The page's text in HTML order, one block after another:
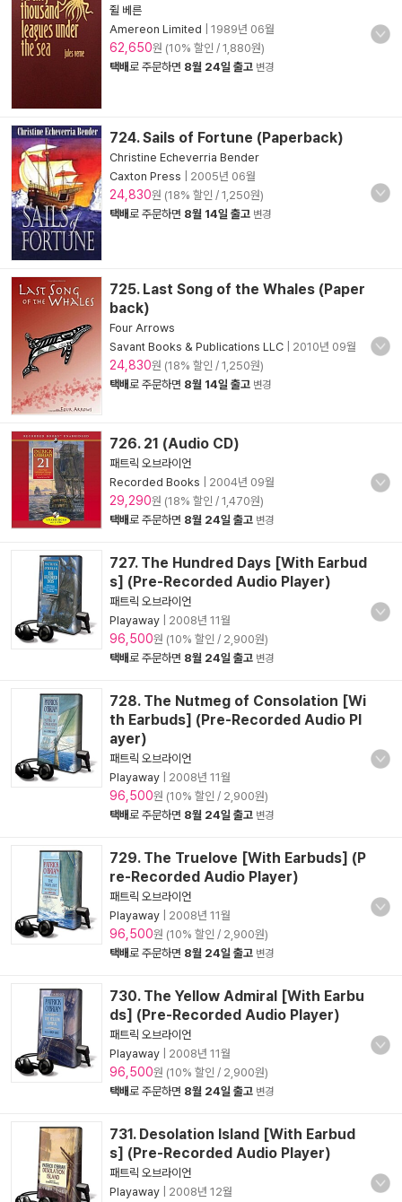
쥘 베른
Amereon Limited
1989년 06월
62,650원 (10% 할인 / 1,880원)
택배로 주문하면 8월 24일 출고 변경
724. Sails of Fortune (Paperback)
Christine Echeverria Bender
Caxton Press
2005년 06월
24,830원 (18% 할인 / 1,250원)
택배로 주문하면 8월 14일 출고 변경
725. Last Song of the Whales (Paper
back)
Four Arrows
Savant Books & Publications LLC
2010년 09월
24,830원 (18% 할인 / 1,250원)
택배로 주문하면 8월 14일 출고 변경
726. 21 (Audio CD)
패트릭 오브라이언
Recorded Books
2004년 09월
29,290원 (18% 할인 / 1,470원)
택배로 주문하면 8월 24일 출고 변경
727. The Hundred Days [With Earbud
s] (Pre-Recorded Audio Player)
패트릭 오브라이언
Playaway
2008년 11월
96,500원 (10% 할인 / 2,900원)
택배로 주문하면 8월 24일 출고 변경
728. The Nutmeg of Consolation [Wi
th Earbuds] (Pre-Recorded Audio Pl
ayer)
패트릭 오브라이언
Playaway
2008년 11월
96,500원 (10% 할인 / 2,900원)
택배로 주문하면 8월 24일 출고 변경
729. The Truelove [With Earbuds] (P
re-Recorded Audio Player)
패트릭 오브라이언
Playaway
2008년 11월
96,500원 (10% 할인 / 2,900원)
택배로 주문하면 8월 24일 출고 변경
730. The Yellow Admiral [With Earbu
ds] (Pre-Recorded Audio Player)
패트릭 오브라이언
Playaway
2008년 11월
96,500원 (10% 할인 / 2,900원)
택배로 주문하면 8월 24일 출고 변경
731. Desolation Island [With Earbud
s] (Pre-Recorded Audio Player)
패트릭 오브라이언
Playaway
2008년 12월